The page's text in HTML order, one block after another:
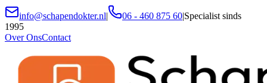
info@schapendokter.nl| 06 - 460 875 60|Specialist sinds
1995
Over OnsContact